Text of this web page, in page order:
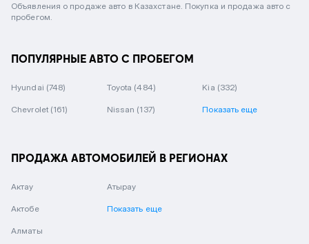
Объявления о продаже авто в Казахстане. Покупка и продажа авто с
пробегом.
ПОПУЛЯРНЫЕ АВТО С ПРОБЕГОМ
Hyundai (748) Toyota (484) Kia (332)
Chevrolet (161) Nissan (137) Показать еще
ПРОДАЖА АВТОМОБИЛЕЙ В РЕГИОНАХ
Актау
Актобе
Алматы
Атырау
Показать еще